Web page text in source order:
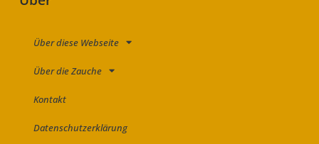
Über diese Webseite
Über die Zauche
Kontakt
Datenschutzerklärung